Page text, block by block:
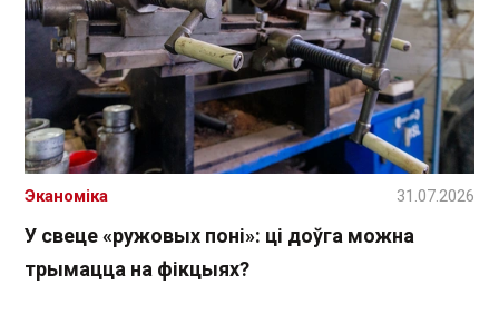
У свеце «ружовых поні»: ці доўга можна
трымацца на фікцыях?
Эканоміка 31.07.2026